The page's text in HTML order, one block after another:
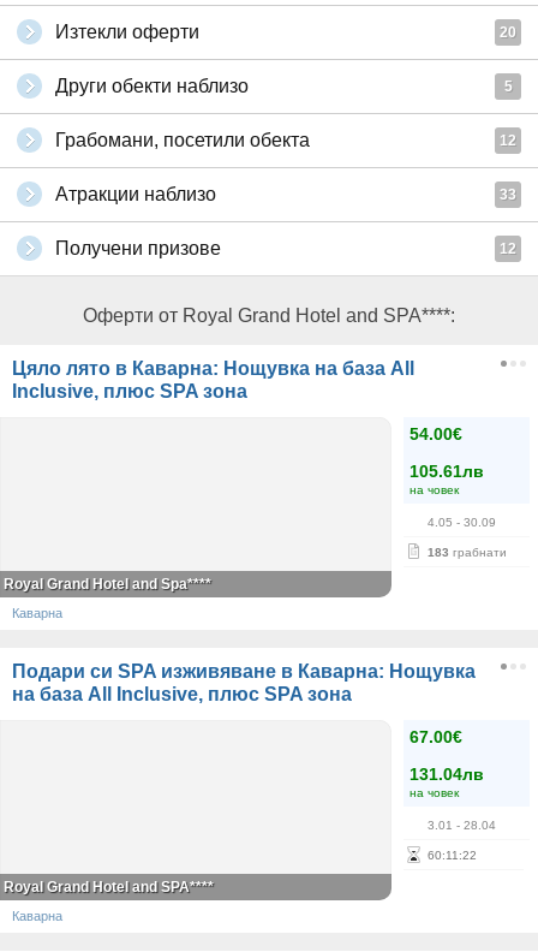
Изтекли оферти 20
Други обекти наблизо 5
Грабомани, посетили обекта 12
Атракции наблизо 33
Получени призове 12
Оферти от Royal Grand Hotel and SPA****:
Цяло лято в Каварна: Нощувка на база All
Inclusive, плюс SPA зона
54.00€
105.61лв
на човек
4.05 - 30.09
183 грабнати
Royal Grand Hotel and Spa****
Каварна
Подари си SPA изживяване в Каварна: Нощувка
на база All Inclusive, плюс SPA зона
67.00€
131.04лв
на човек
3.01 - 28.04
60:11 :22
Royal Grand Hotel and SPA****
Каварна